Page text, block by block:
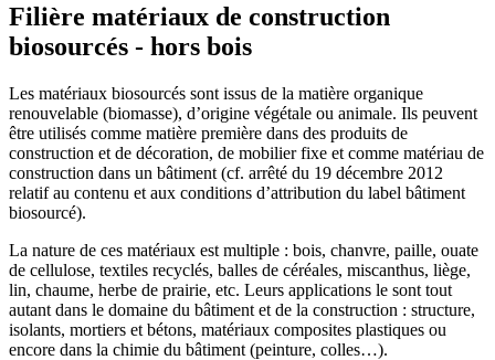
Filière matériaux de construction
biosourcés - hors bois
Les matériaux biosourcés sont issus de la matière organique
renouvelable (biomasse), d’origine végétale ou animale. Ils peuvent
être utilisés comme matière première dans des produits de
construction et de décoration, de mobilier fixe et comme matériau de
construction dans un bâtiment (cf. arrêté du 19 décembre 2012
relatif au contenu et aux conditions d’attribution du label bâtiment
biosourcé).
La nature de ces matériaux est multiple : bois, chanvre, paille, ouate
de cellulose, textiles recyclés, balles de céréales, miscanthus, liège,
lin, chaume, herbe de prairie, etc. Leurs applications le sont tout
autant dans le domaine du bâtiment et de la construction : structure,
isolants, mortiers et bétons, matériaux composites plastiques ou
encore dans la chimie du bâtiment (peinture, colles…).